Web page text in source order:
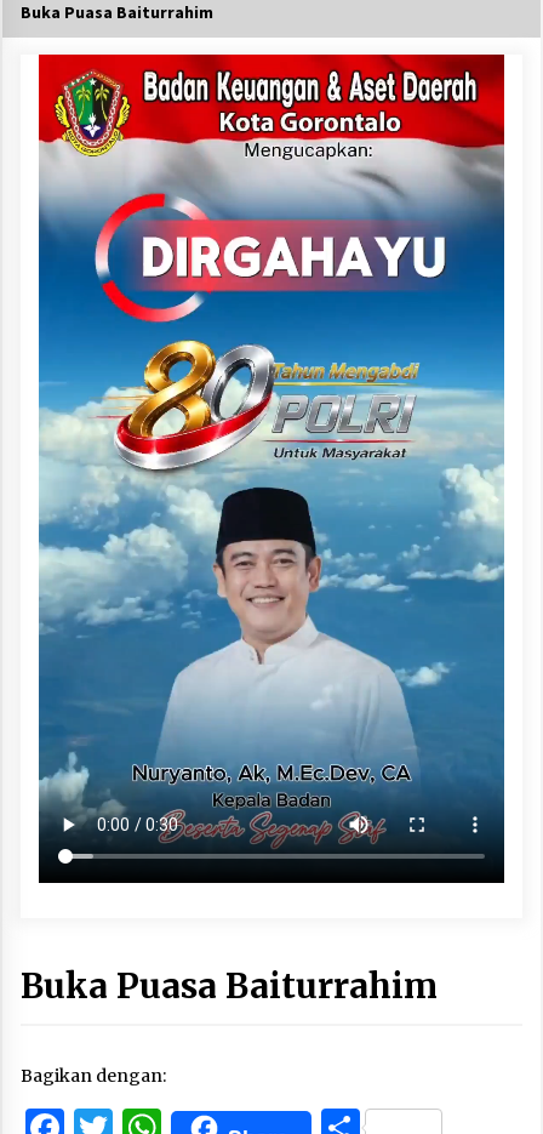
Buka Puasa Baiturrahim
Buka Puasa Baiturrahim
Bagikan dengan: